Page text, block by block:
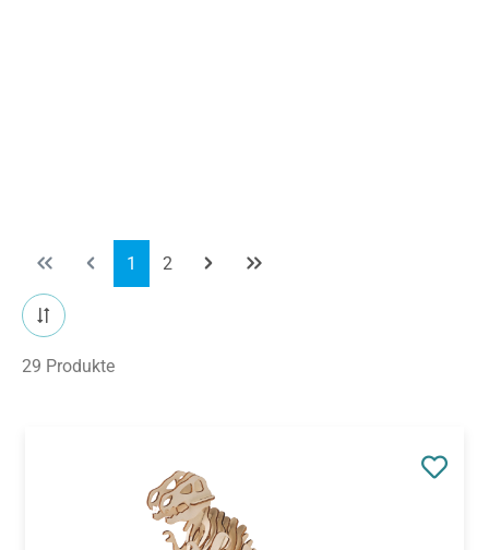
Seite
1 Seite
2
29 Produkte